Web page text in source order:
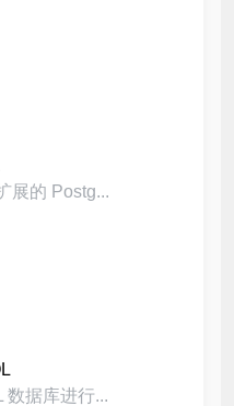
展的 Postg...
数据库进行...